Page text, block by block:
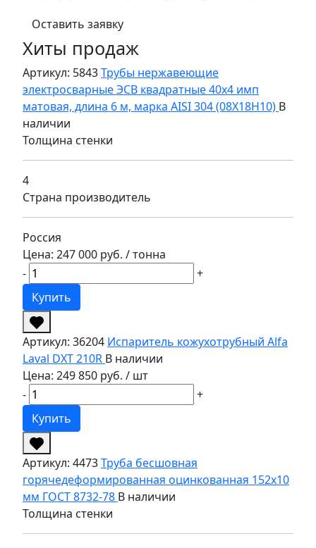
Оставить заявку
Хиты продаж
Артикул: 5843Трубы нержавеющие
электросварные ЭСВ квадратные 40х4 имп
матовая, длина 6 м, марка AISI 304 (08Х18Н10) В
наличии
Толщина стенки
4
Страна производитель
Россия
Цена: 247 000 руб. / тонна
-
+
Купить
Артикул: 36204 Испаритель кожухотрубный Alfa
Laval DXT 210R В наличии
Цена: 249 850 руб. / шт
-
+
Купить
Артикул: 4473Труба бесшовная
горячедеформированная оцинкованная 152х10
мм ГОСТ 8732-78 В наличии
Толщина стенки